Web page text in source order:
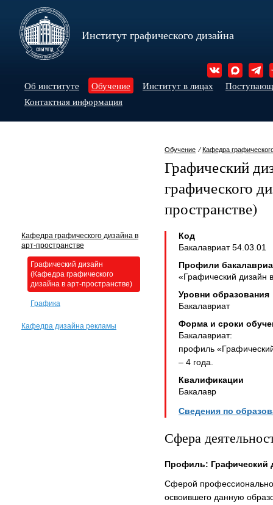
Институт графического дизайна
Об институте Обучение Институт в лицах
Контактная информация
Обучение ⁄Кафедра
Графический
графического
пространстве)
Кафедра графического дизайна в
арт-пространстве
Графический дизайн
(Кафедра графического
дизайна в арт-пространстве)
Графика
Кафедра дизайна рекламы
Код
Бакалавриат 54.03.01
Профили
«Графический дизайн
Уровни образования
Бакалавриат
Форма и сроки
Бакалавриат:
профиль
– 4 года.
Квалификации
Бакалавр
Сведения по
Сфера
Профиль: Графический
Сферой
освоившего данную